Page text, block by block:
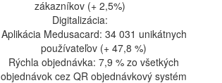
zákazníkov (+ 2,5%)
Digitalizácia:
Aplikácia Medusacard: 34 031 unikátnych
používateľov (+ 47,8 %)
Rýchla objednávka: 7,9 % zo všetkých
objednávok cez QR objednávkový systém